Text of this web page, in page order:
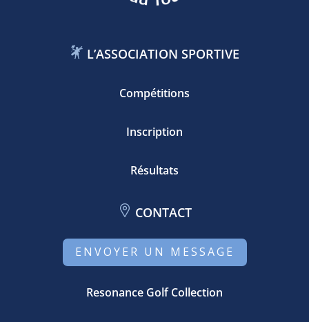
L’ASSOCIATION SPORTIVE
Compétitions
Inscription
Résultats
CONTACT
ENVOYER UN MESSAGE
Resonance Golf Collection